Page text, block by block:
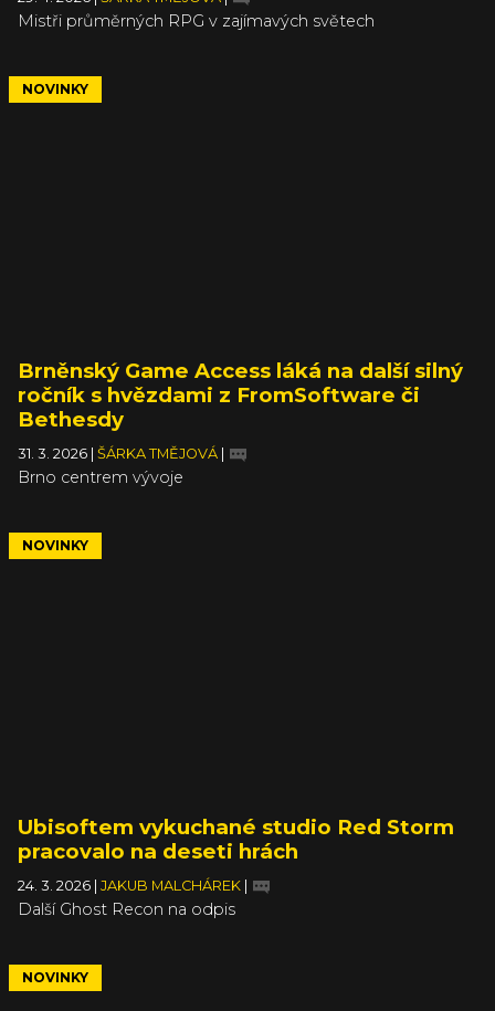
Mistři průměrných RPG v zajímavých světech
NOVINKY
Brněnský Game Access láká na další silný
ročník s hvězdami z FromSoftware či
Bethesdy
31. 3. 2026 ŠÁRKA TMĚJOVÁ
Brno centrem vývoje
NOVINKY
Ubisoftem vykuchané studio Red Storm
pracovalo na deseti hrách
24. 3. 2026 JAKUB MALCHÁREK
Další Ghost Recon na odpis
NOVINKY